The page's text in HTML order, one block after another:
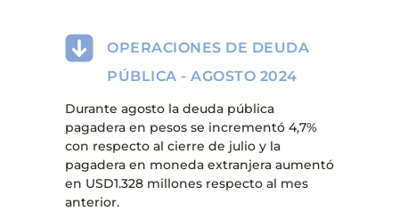
OPERACIONES DE DEUDA
PÚBLICA - AGOSTO 2024
Durante agosto la deuda pública
pagadera en pesos se incrementó 4,7%
con respecto al cierre de julio y la
pagadera en moneda extranjera aumentó
en USD1.328 millones respecto al mes
anterior.